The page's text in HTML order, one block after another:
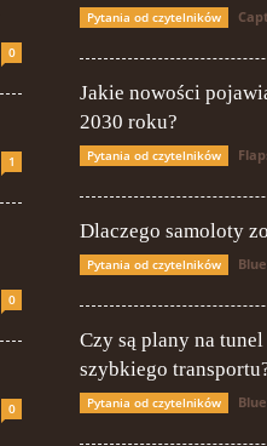
0
1
0
0
Pytania od czytelników
Jakie nowości
2030 roku?
Pytania od czytelników
Dlaczego samoloty
Pytania od czytelników
Czy są plany na
szybkiego
Pytania od czytelników